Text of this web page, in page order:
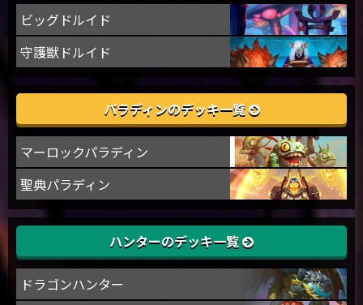
ビッグドルイド
守護獣ドルイド
パラディンのデッキ一覧
マーロックパラディン
聖典パラディン
ハンターのデッキ一覧
ドラゴンハンター